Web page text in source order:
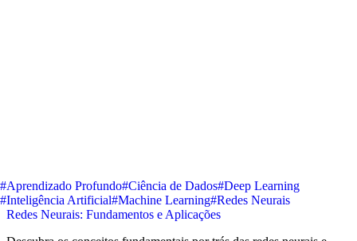
#Aprendizado Profundo#Ciência de Dados#Deep Learning
#Inteligência Artificial#Machine Learning#Redes Neurais
Redes Neurais: Fundamentos e Aplicações